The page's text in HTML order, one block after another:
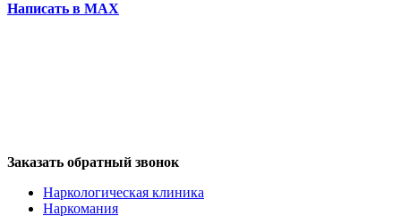
Написать в MAX
Заказать обратный звонок
Наркологическая клиника
Наркомания